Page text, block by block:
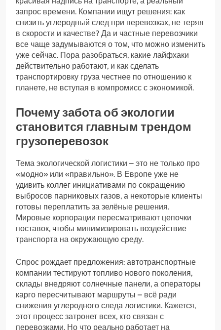
запрос времени. Компании ищут решения: как
снизить углеродный след при перевозках, не теряя
в скорости и качестве? Да и частные перевозчики
все чаще задумываются о том, что можно изменить
уже сейчас. Пора разобраться, какие лайфхаки
действительно работают, и как сделать
транспортировку груза честнее по отношению к
планете, не вступая в компромисс с экономикой.
Почему забота об экологии
становится главным трендом
грузоперевозок
Тема экологической логистики – это не только про
«модно» или «правильно». В Европе уже не
удивить коллег инициативами по сокращению
выбросов парниковых газов, а некоторые клиенты
готовы переплатить за зелёные решения.
Мировые корпорации пересматривают цепочки
поставок, чтобы минимизировать воздействие
транспорта на окружающую среду.
Спрос рождает предложения: автотранспортные
компании тестируют топливо нового поколения,
склады внедряют солнечные панели, а операторы
карго пересчитывают маршруты – всё ради
снижения углеродного следа логистики. Кажется,
этот процесс затронет всех, кто связан с
перевозками. Но что реально работает на